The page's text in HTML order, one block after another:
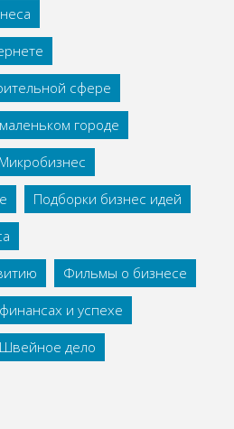
сфере
городе
Микробизнес
Подборки бизнес идей
Фильмы о бизнесе
и успехе
Швейное дело